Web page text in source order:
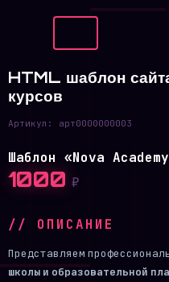
HTML шаблон
курсов
Артикул: арт0000000003
Шаблон «Nova
1000 ₽
// ОПИСАНИЕ
Представляем
школы и образовательной